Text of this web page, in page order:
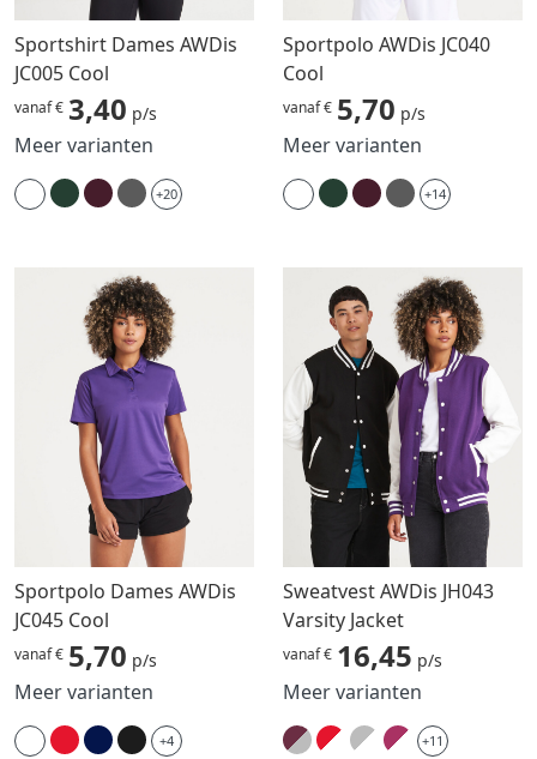
Sportshirt Dames AWDis
JC005 Cool
vanaf € 3,40 p/s
Meer varianten
+20
Sportpolo AWDis JC040
Cool
vanaf € 5,70 p/s
Meer varianten
+14
Sportpolo Dames AWDis
JC045 Cool
vanaf € 5,70 p/s
Meer varianten
+4
Sweatvest AWDis JH043
Varsity Jacket
vanaf € 16,45 p/s
Meer varianten
+11